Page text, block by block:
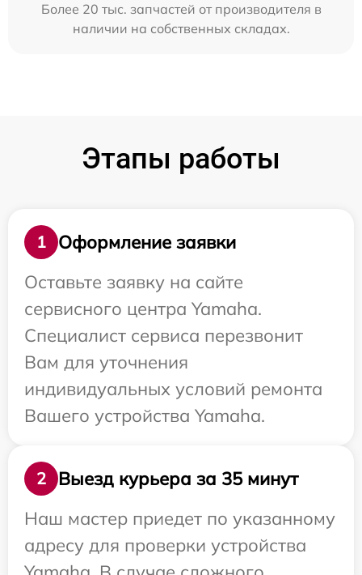
Более 20 тыс. запчастей от производителя в
наличии на собственных складах.
Этапы работы
1
Оформление заявки
Оставьте заявку на сайте
сервисного центра Yamaha.
Специалист сервиса перезвонит
Вам для уточнения
индивидуальных условий ремонта
Вашего устройства Yamaha.
2
Выезд курьера за 35 минут
Наш мастер приедет по указанному
адресу для проверки устройства